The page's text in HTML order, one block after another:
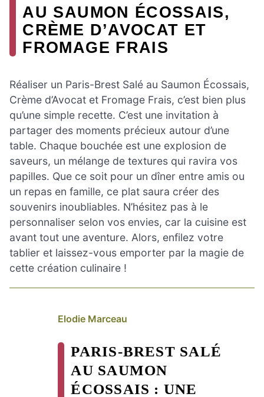
AU SAUMON ÉCOSSAIS,
CRÈME D’AVOCAT ET
FROMAGE FRAIS
Réaliser un Paris-Brest Salé au Saumon Écossais,
Crème d’Avocat et Fromage Frais, c’est bien plus
qu’une simple recette. C’est une invitation à
partager des moments précieux autour d’une
table. Chaque bouchée est une explosion de
saveurs, un mélange de textures qui ravira vos
papilles. Que ce soit pour un dîner entre amis ou
un repas en famille, ce plat saura créer des
souvenirs inoubliables. N’hésitez pas à le
personnaliser selon vos envies, car la cuisine est
avant tout une aventure. Alors, enfilez votre
tablier et laissez-vous emporter par la magie de
cette création culinaire !
Elodie Marceau
PARIS-BREST SALÉ
AU SAUMON
ÉCOSSAIS : UNE